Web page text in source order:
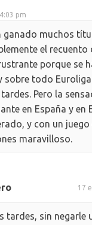
pm
ganado muchos
el recuento
porque se
sobre todo
Pero la
en España y en
y con un juego
maravilloso.
17
tardes, sin negarle